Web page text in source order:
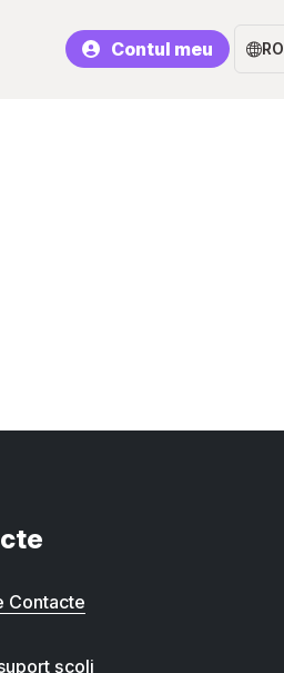
Contul meu RO
Contacte
școli